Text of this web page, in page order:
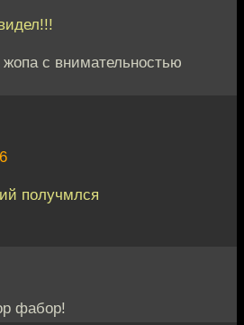
жопа с внимательностью
получмлся
фабор!